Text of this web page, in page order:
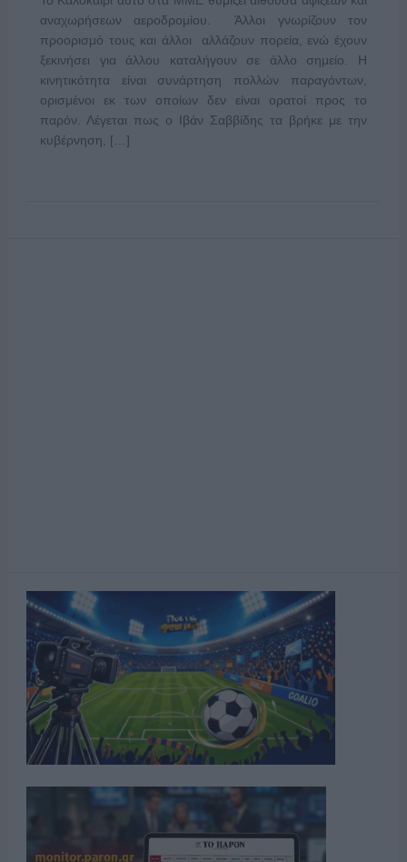
αναχωρήσεων αεροδρομίου. Άλλοι γνωρίζουν τον
προορισμό τους και άλλοι αλλάζουν πορεία, ενώ έχουν
ξεκινήσει για άλλου καταλήγουν σε άλλο σημείο. Η
κινητικότητα είναι συνάρτηση πολλών παραγόντων,
ορισμένοι εκ των οποίων δεν είναι ορατοί προς το
παρόν. Λέγεται πως ο Ιβάν Σαββίδης τα βρήκε με την
κυβέρνηση, […]